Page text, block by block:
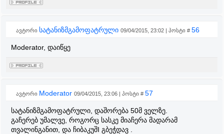
ავტორი სატანიზმგამოფატრული 09/04/2015, 23:02 | პოსტი # 56
Moderator, დაიწყე
ავტორი Moderator 09/04/2015, 23:06 | პოსტი # 57
სატანიზმგამოფატრული, დაშორება 50მ ველზე.
გაჩერებ უმალვე, როგორც სასკე მიაჩერა მადარამ
თვალინგანით, და ჩიბაკუშI გბეჭდავ .